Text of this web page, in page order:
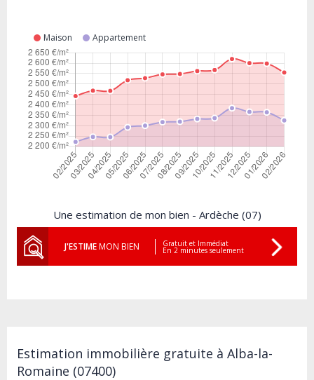
Maison Appartement
Une estimation de mon bien - Ardèche (07)
J'ESTIMEMON BIEN Gratuit et Immédiat
En 2 minutes seulement
Estimation immobilière gratuite à Alba-la-
Romaine (07400)